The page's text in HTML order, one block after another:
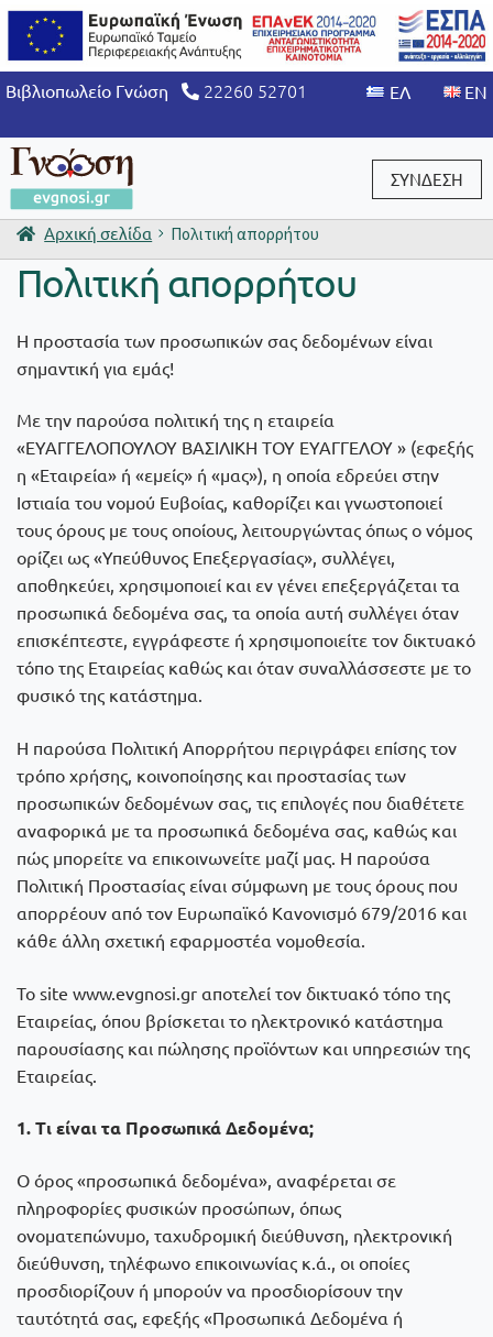
Βιβλιοπωλείο Γνώση 22260 52701
ΣΥΝΔΕΣΗ
Είσοδος / Εγγραφή
Αρχική σελίδα Πολιτική απορρήτου
Πολιτική απορρήτου
Η προστασία των προσωπικών σας δεδομένων είναι
σημαντική για εμάς!
Με την παρούσα πολιτική της η εταιρεία
«ΕΥΑΓΓΕΛΟΠΟΥΛΟΥ ΒΑΣΙΛΙΚΗ ΤΟΥ ΕΥΑΓΓΕΛΟΥ » (εφεξής
η «Εταιρεία» ή «εμείς» ή «μας»), η οποία εδρεύει στην
Ιστιαία του νομού Ευβοίας, καθορίζει και γνωστοποιεί
τους όρους με τους οποίους, λειτουργώντας όπως ο νόμος
ορίζει ως «Υπεύθυνος Επεξεργασίας», συλλέγει,
αποθηκεύει, χρησιμοποιεί και εν γένει επεξεργάζεται τα
προσωπικά δεδομένα σας, τα οποία αυτή συλλέγει όταν
επισκέπτεστε, εγγράφεστε ή χρησιμοποιείτε τον δικτυακό
τόπο της Εταιρείας καθώς και όταν συναλλάσσεστε με το
φυσικό της κατάστημα.
Η παρούσα Πολιτική Απορρήτου περιγράφει επίσης τον
τρόπο χρήσης, κοινοποίησης και προστασίας των
προσωπικών δεδομένων σας, τις επιλογές που διαθέτετε
αναφορικά με τα προσωπικά δεδομένα σας, καθώς και
πώς μπορείτε να επικοινωνείτε μαζί μας. Η παρούσα
Πολιτική Προστασίας είναι σύμφωνη με τους όρους που
απορρέουν από τον Ευρωπαϊκό Κανονισμό 679/2016 και
κάθε άλλη σχετική εφαρμοστέα νομοθεσία.
Το site www.evgnosi.gr αποτελεί τον δικτυακό τόπο της
Εταιρείας, όπου βρίσκεται το ηλεκτρονικό κατάστημα
παρουσίασης και πώλησης προϊόντων και υπηρεσιών της
Εταιρείας.
1. Τι είναι τα Προσωπικά Δεδομένα;
Ο όρος «προσωπικά δεδομένα», αναφέρεται σε
πληροφορίες φυσικών προσώπων, όπως
ονοματεπώνυμο, ταχυδρομική διεύθυνση, ηλεκτρονική
διεύθυνση, τηλέφωνο επικοινωνίας κ.ά., οι οποίες
προσδιορίζουν ή μπορούν να προσδιορίσουν την
ταυτότητά σας, εφεξής «Προσωπικά Δεδομένα ή